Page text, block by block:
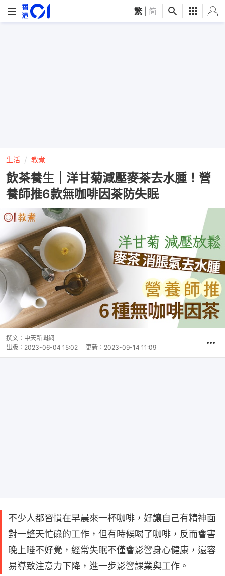
繁 简
生活 教煮
飲茶養生｜洋甘菊減壓麥茶去水腫！營
養師推6款無咖啡因茶防失眠
撰文： 中天新聞網
出版： 2023-06-04 15:02 更新： 2023-09-14 11:09
不少人都習慣在早晨來一杯咖啡，好讓自己有精神面
對一整天忙碌的工作，但有時候喝了咖啡，反而會害
晚上睡不好覺，經常失眠不僅會影響身心健康，還容
易導致注意力下降，進一步影響課業與工作。